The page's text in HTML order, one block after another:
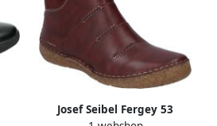
Josef Seibel Fergey 53